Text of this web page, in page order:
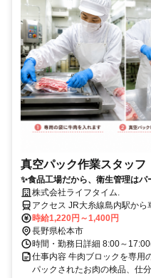
真空パック作業スタッフ
✨食品工場だから、衛生管理はパ
株式会社ライフタイム.
アクセス JR大糸線島内駅から
時給1,220円～1,400円
長野県松本市
時間・勤務日詳細 8:00～
仕事内容 牛肉ブロックを専用
パックされたお肉の検品、仕